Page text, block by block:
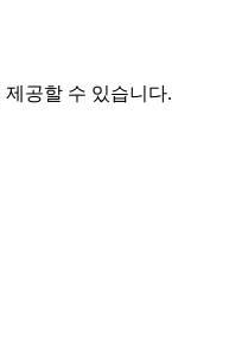
공할 수 있습니다.